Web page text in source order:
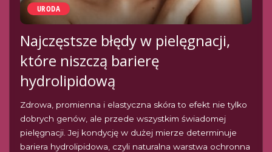
URODA
Najczęstsze błędy w pielęgnacji,
które niszczą barierę
hydrolipidową
Zdrowa, promienna i elastyczna skóra to efekt nie tylko
dobrych genów, ale przede wszystkim świadomej
pielęgnacji. Jej kondycję w dużej mierze determinuje
bariera hydrolipidowa, czyli naturalna warstwa ochronna